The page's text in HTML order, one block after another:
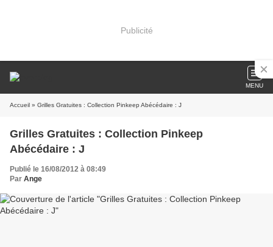
Publicité
MENU
Accueil » Grilles Gratuites : Collection Pinkeep Abécédaire : J
Grilles Gratuites : Collection Pinkeep
Abécédaire : J
Publié le 16/08/2012 à 08:49
Par Ange